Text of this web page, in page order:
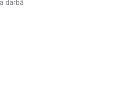
darbā